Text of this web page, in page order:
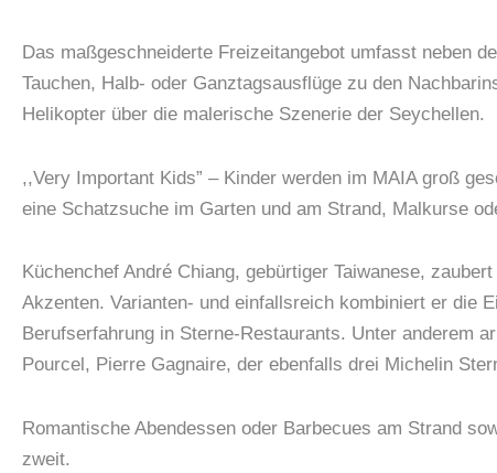
Das maßgeschneiderte Freizeitangebot umfasst neben
Tauchen, Halb- oder Ganztagsausflüge zu den
Helikopter über die malerische Szenerie der Seychellen.
,,Very Important Kids” – Kinder werden im MAIA groß
eine Schatzsuche im Garten und am Strand, Malkurse
Küchenchef André Chiang, gebürtiger Taiwanese,
Akzenten. Varianten- und einfallsreich kombiniert er die
Berufserfahrung in Sterne-Restaurants. Unter anderem
Pourcel, Pierre Gagnaire, der ebenfalls drei Michelin
Romantische Abendessen oder Barbecues am Strand
zweit.